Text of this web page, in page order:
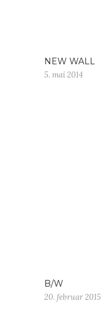
NEW WALL
5. mai 2014
B/W
20. februar 2015